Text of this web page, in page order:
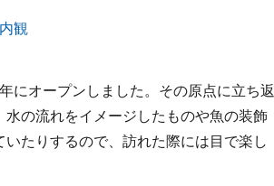
にオープンしました。その原点に立ち返
の流れをイメージしたものや魚の装飾
たりするので、訪れた際には目で楽し